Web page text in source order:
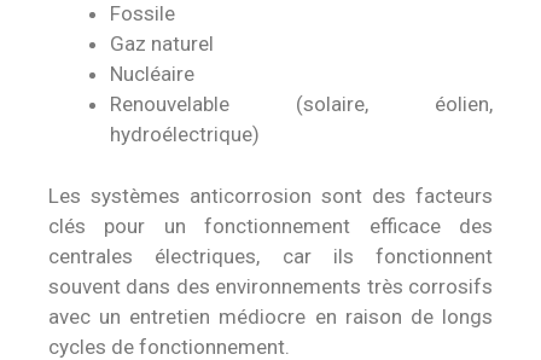
Fossile
Gaz naturel
Nucléaire
Renouvelable (solaire, éolien,
hydroélectrique)
Les systèmes anticorrosion sont des facteurs
clés pour un fonctionnement efficace des
centrales électriques, car ils fonctionnent
souvent dans des environnements très corrosifs
avec un entretien médiocre en raison de longs
cycles de fonctionnement.